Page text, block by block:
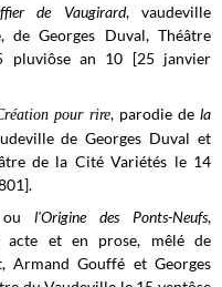
de Vaugirard, vaudeville
de Georges Duval, Théâtre
pluviôse an 10 [25 janvier
pour rire, parodie dela
de Georges Duval et
de la Cité Variétés le 14
ou l'Origine des Ponts-Neufs,
acte et en prose, mêlé de
Armand Gouffé et Georges